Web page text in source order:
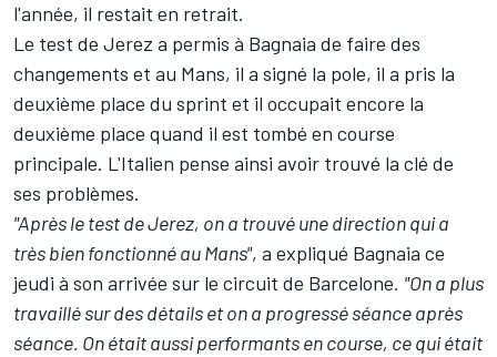
l'année, il restait en retrait.
Le test de Jerez a permis à Bagnaia de faire des
changements et au Mans, il a signé la pole, il a pris la
deuxième place du sprint et il occupait encore la
deuxième place quand il est tombé en course
principale. L'Italien pense ainsi avoir trouvé la clé de
ses problèmes.
"Après le test de Jerez, on a trouvé une direction qui a
très bien fonctionné au Mans", a expliqué Bagnaia ce
jeudi à son arrivée sur le circuit de Barcelone. "On a plus
travaillé sur des détails et on a progressé séance après
séance. On était aussi performants en course, ce qui était